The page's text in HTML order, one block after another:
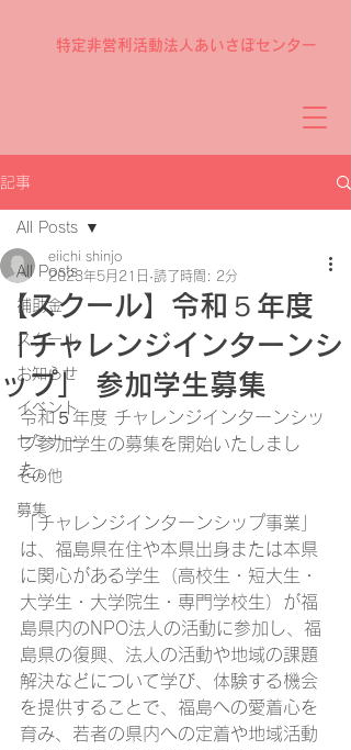
特定非営利活動法人あいさぽセンター
記事
All Posts
補助金
スクール
お知らせ
イベント
セミナー
その他
募集
All Posts
【スクール】令和５年度
「チャレンジインターンシ
ップ」 参加学生募集
eiichi shinjo
2023年5月21日 読了時間: 2分
令和５年度 チャレンジインターンシッ
プ参加学生の募集を開始いたしまし
た。
「チャレンジインターンシップ事業」
は、福島県在住や本県出身または本県
に関心がある学生（高校生・短大生・
大学生・大学院生・専門学校生）が福
島県内のNPO法人の活動に参加し、福
島県の復興、法人の活動や地域の課題
解決などについて学び、体験する機会
を提供することで、福島への愛着心を
育み、若者の県内への定着や地域活動